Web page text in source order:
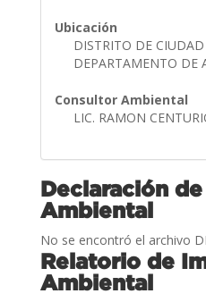
Ubicación
DISTRITO DE
DEPARTAMENTO DE
Consultor Ambiental
LIC. RAMON
Declaración
Ambiental
No se encontró el archivo
Relatorio de
Ambiental